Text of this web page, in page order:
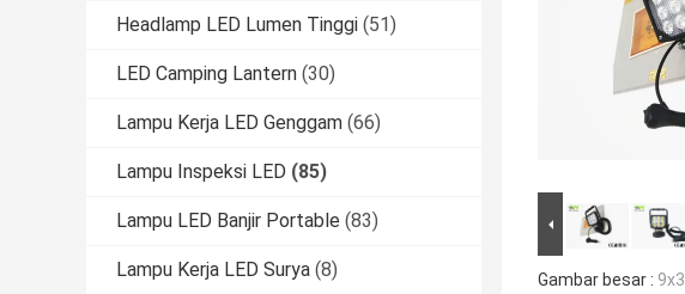
Headlamp LED Lumen Tinggi (51)
LED Camping Lantern (30)
Lampu Kerja LED Genggam (66)
Lampu Inspeksi LED (85)
Lampu LED Banjir Portable (83)
Lampu Kerja LED Surya (8) Gambar besar :